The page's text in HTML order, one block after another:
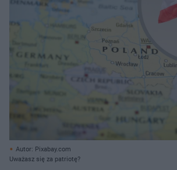
Autor: Pixabay.com
Uważasz się za patriotę?